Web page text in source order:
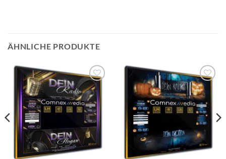
ÄHNLICHE PRODUKTE
Auf die
Wunschliste
setzen
Auf die
Wunschliste
setzen